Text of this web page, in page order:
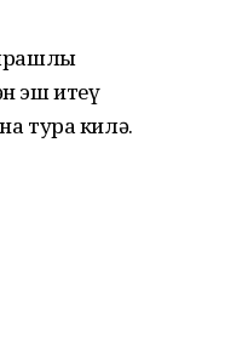
эш итеү
тура килә.